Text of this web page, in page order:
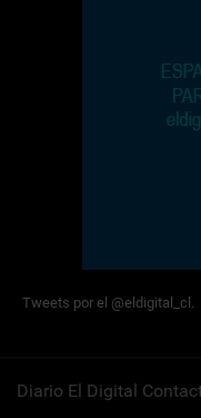
Tweets por el @eldigital_cl.
Diario El Digital